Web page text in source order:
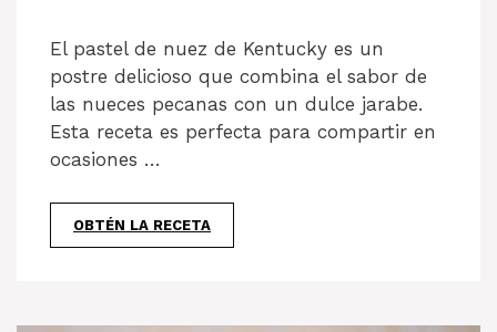
El pastel de nuez de Kentucky es un
postre delicioso que combina el sabor de
las nueces pecanas con un dulce jarabe.
Esta receta es perfecta para compartir en
ocasiones …
OBTÉN LA RECETA